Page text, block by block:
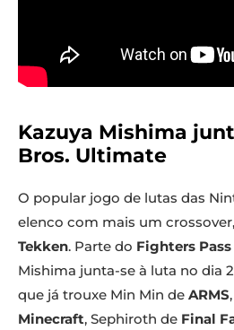
Kazuya Mishima
Bros. Ultimate
O popular jogo de lutas das
elenco com mais um
Tekken. Parte do Fighters Pass
Mishima junta-se à luta no dia
que já trouxe Min Min de ARMS
Minecraft, Sephiroth de Final